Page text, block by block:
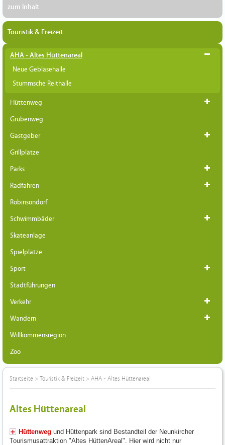
zum Inhalt
Touristik & Freizeit
AHA - Altes Hüttenareal
Neue Gebläsehalle
Stummsche Reithalle
Hüttenweg
Grubenweg
Gastgeber
Grillplätze
Parks
Radfahren
Robinsondorf
Schwimmbäder
Skateanlage
Spielplätze
Sport
Stadtführungen
Verkehr
Wandern
Willkommensregion
Zoo
Startseite > Touristik & Freizeit > AHA - Altes Hüttenareal
Altes Hüttenareal
Hüttenweg und Hüttenpark sind Bestandteil der Neunkircher
Tourismusattraktion "Altes HüttenAreal". Hier wird nicht nur